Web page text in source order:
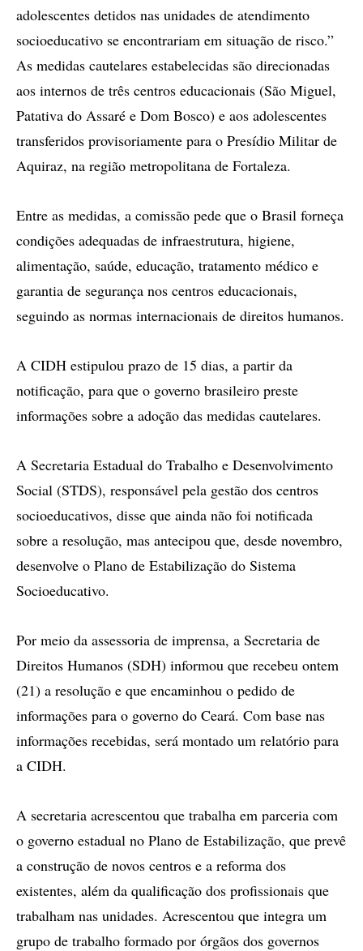
adolescentes detidos nas unidades de atendimento
socioeducativo se encontrariam em situação de risco.”
As medidas cautelares estabelecidas são direcionadas
aos internos de três centros educacionais (São Miguel,
Patativa do Assaré e Dom Bosco) e aos adolescentes
transferidos provisoriamente para o Presídio Militar de
Aquiraz, na região metropolitana de Fortaleza.
Entre as medidas, a comissão pede que o Brasil forneça
condições adequadas de infraestrutura, higiene,
alimentação, saúde, educação, tratamento médico e
garantia de segurança nos centros educacionais,
seguindo as normas internacionais de direitos humanos.
A CIDH estipulou prazo de 15 dias, a partir da
notificação, para que o governo brasileiro preste
informações sobre a adoção das medidas cautelares.
A Secretaria Estadual do Trabalho e Desenvolvimento
Social (STDS), responsável pela gestão dos centros
socioeducativos, disse que ainda não foi notificada
sobre a resolução, mas antecipou que, desde novembro,
desenvolve o Plano de Estabilização do Sistema
Socioeducativo.
Por meio da assessoria de imprensa, a Secretaria de
Direitos Humanos (SDH) informou que recebeu ontem
(21) a resolução e que encaminhou o pedido de
informações para o governo do Ceará. Com base nas
informações recebidas, será montado um relatório para
a CIDH.
A secretaria acrescentou que trabalha em parceria com
o governo estadual no Plano de Estabilização, que prevê
a construção de novos centros e a reforma dos
existentes, além da qualificação dos profissionais que
trabalham nas unidades. Acrescentou que integra um
grupo de trabalho formado por órgãos dos governos